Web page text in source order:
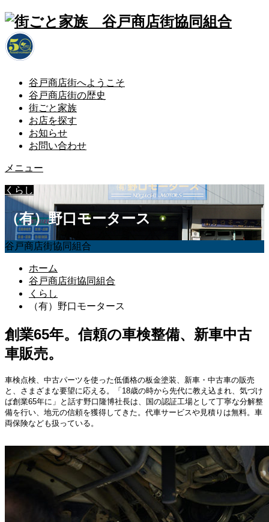
谷戸商店街へようこそ
谷戸商店街の歴史
街ごと家族
お店を探す
お知らせ
お問い合わせ
メニュー
くらし
（有）野口モータース
谷戸商店街協同組合
ホーム
谷戸商店街協同組合
くらし
（有）野口モータース
創業65年。信頼の車検整備、新車中古
車販売。
車検点検、中古パーツを使った低価格の板金塗装、新車・中古車の販売
と、さまざまな要望に応える。「18歳の時から先代に教え込まれ、気づけ
ば創業65年に」と話す野口隆博社長は、国の認証工場として丁寧な分解整
備を行い、地元の信頼を獲得してきた。代車サービスや見積りは無料。車
両保険なども扱っている。